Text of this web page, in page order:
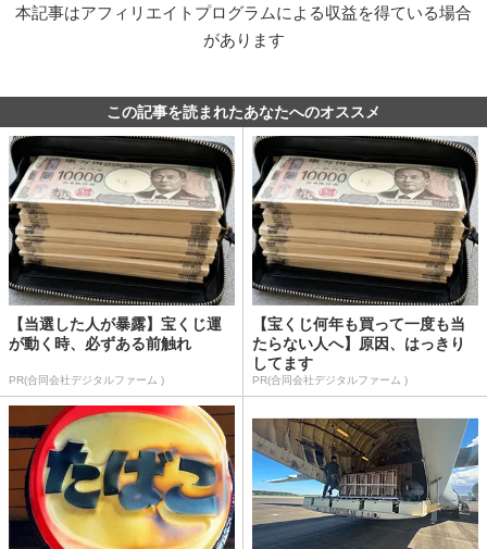
本記事はアフィリエイトプログラムによる収益を得ている場合
があります
この記事を読まれたあなたへのオススメ
【当選した人が暴露】宝くじ運
が動く時、必ずある前触れ
PR(合同会社デジタルファーム )
【宝くじ何年も買って一度も当
たらない人へ】原因、はっきり
してます
PR(合同会社デジタルファーム )